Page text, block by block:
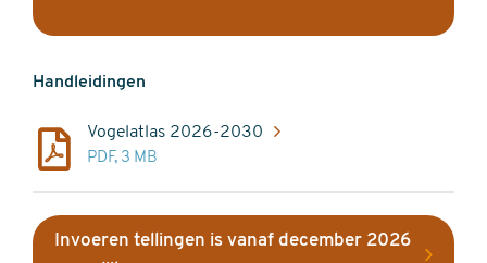
Handleidingen
Vogelatlas 2026-2030
PDF, 3 MB
Invoeren tellingen is vanaf december 2026